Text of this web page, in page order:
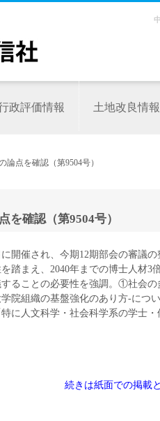
政評価情報 土地改良情報
論点を確認（第9504号）
を確認（第9504号）
開催され、今期12期部会の審議
踏まえ、2040年までの博士人材
ることの必要性を強調。①社会
院組織の基盤強化のあり方‐につ
に人文科学・社会科学系の学士
続きは紙面での掲載